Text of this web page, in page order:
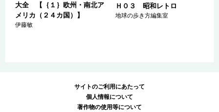
大全 【｛１｝欧州・南北ア
メリカ（２４カ国）】
伊藤敏
Ｈ０３ 昭和レトロ
地球の歩き方編集室
サイトのご利用にあたって
個人情報について
著作物の使用等について